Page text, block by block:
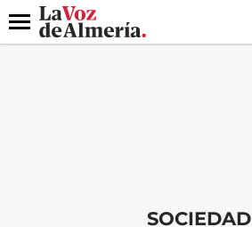
DESTACADO
Menú
SOCIEDAD